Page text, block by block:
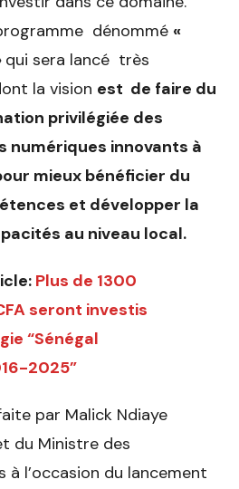
dénommé «
qui sera lancé très
la vision est de faire du
privilégiée des
numériques innovants à
mieux bénéficier du
et développer la
au niveau local.
Plus de 1300
seront investis
“Sénégal
2025”
par Malick Ndiaye
du Ministre des
l’occasion du lancement